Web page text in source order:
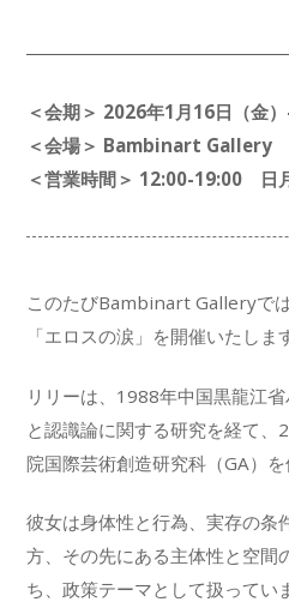
＜会期＞ 2026年1月16日（金）
＜会場＞ Bambinart Gallery
＜営業時間＞ 12:00-19:00 日
このたびBambinart Galleryで
「エロスの涙」を開催いたしま
リリーは、1988年中国黒龍江
と認識論に関する研究を経て
院国際芸術創造研究科（GA）を
彼女は身体性と行為、実存の条
方、その先にある主体性と空間
ち、政策テーマとして扱ってい